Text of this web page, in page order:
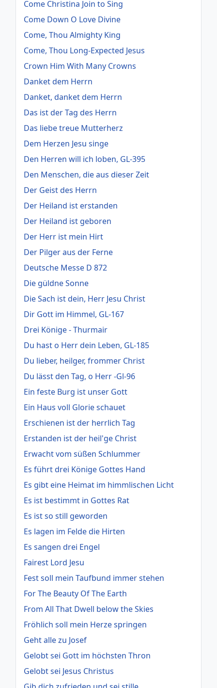
Come Christina Join to Sing
Come Down O Love Divine
Come, Thou Almighty King
Come, Thou Long-Expected Jesus
Crown Him With Many Crowns
Danket dem Herrn
Danket, danket dem Herrn
Das ist der Tag des Herrn
Das liebe treue Mutterherz
Dem Herzen Jesu singe
Den Herren will ich loben, GL-395
Den Menschen, die aus dieser Zeit
Der Geist des Herrn
Der Heiland ist erstanden
Der Heiland ist geboren
Der Herr ist mein Hirt
Der Pilger aus der Ferne
Deutsche Messe D 872
Die güldne Sonne
Die Sach ist dein, Herr Jesu Christ
Dir Gott im Himmel, GL-167
Drei Könige - Thurmair
Du hast o Herr dein Leben, GL-185
Du lieber, heilger, frommer Christ
Du lässt den Tag, o Herr -Gl-96
Ein feste Burg ist unser Gott
Ein Haus voll Glorie schauet
Erschienen ist der herrlich Tag
Erstanden ist der heil'ge Christ
Erwacht vom süßen Schlummer
Es führt drei Könige Gottes Hand
Es gibt eine Heimat im himmlischen Licht
Es ist bestimmt in Gottes Rat
Es ist so still geworden
Es lagen im Felde die Hirten
Es sangen drei Engel
Fairest Lord Jesu
Fest soll mein Taufbund immer stehen
For The Beauty Of The Earth
From All That Dwell below the Skies
Fröhlich soll mein Herze springen
Geht alle zu Josef
Gelobt sei Gott im höchsten Thron
Gelobt sei Jesus Christus